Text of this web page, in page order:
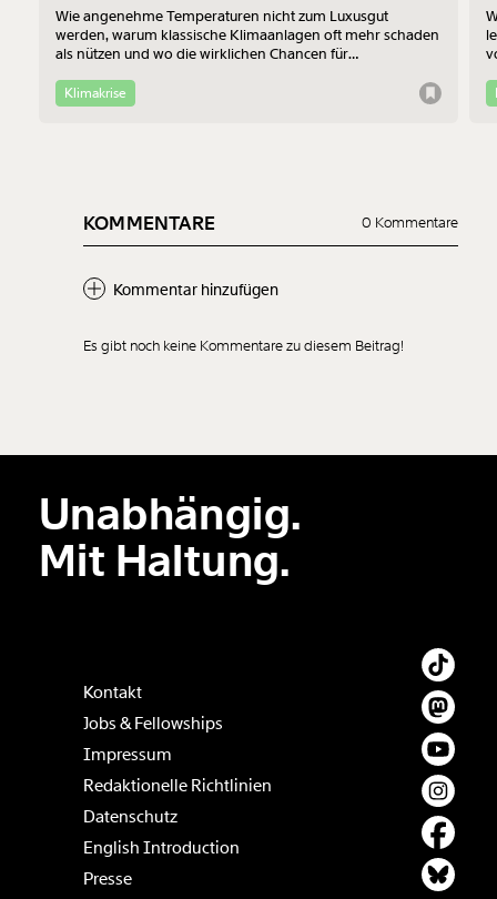
Wie angenehme Temperaturen nicht zum Luxusgut
werden, warum klassische Klimaanlagen oft mehr schaden
als nützen und wo die wirklichen Chancen für
Richtmann von der TU Wien im Interview.
Klimakrise
KOMMENTARE 0 Kommentare
Kommentar hinzufügen
Der Inhalt dieses Feldes wird nicht öffentlich zugänglich angezeigt.
Es gibt noch keine Kommentare zu diesem Beitrag!
Unabhängig.
Mit Haltung.
Kontakt
Jobs & Fellowships
Impressum
Redaktionelle Richtlinien
Datenschutz
English Introduction
Presse